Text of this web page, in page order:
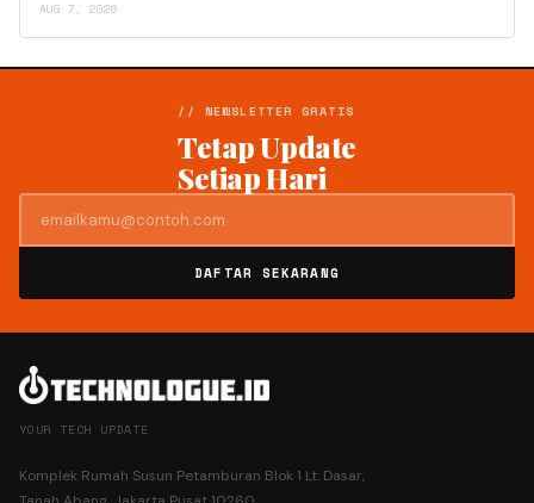
AUG 7, 2026
// NEWSLETTER GRATIS
Tetap Update
Setiap Hari
DAFTAR SEKARANG
YOUR TECH UPDATE
Komplek Rumah Susun Petamburan Blok 1 Lt. Dasar,